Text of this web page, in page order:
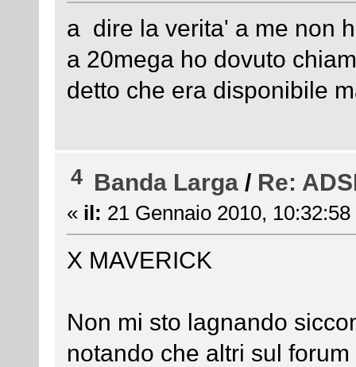
a dire la verita' a me non
a 20mega ho dovuto
detto che era disponibile
4 Banda Larga / Re:
« il: 21 Gennaio 2010, 10:32:58
X MAVERICK
Non mi sto lagnando
notando che altri sul